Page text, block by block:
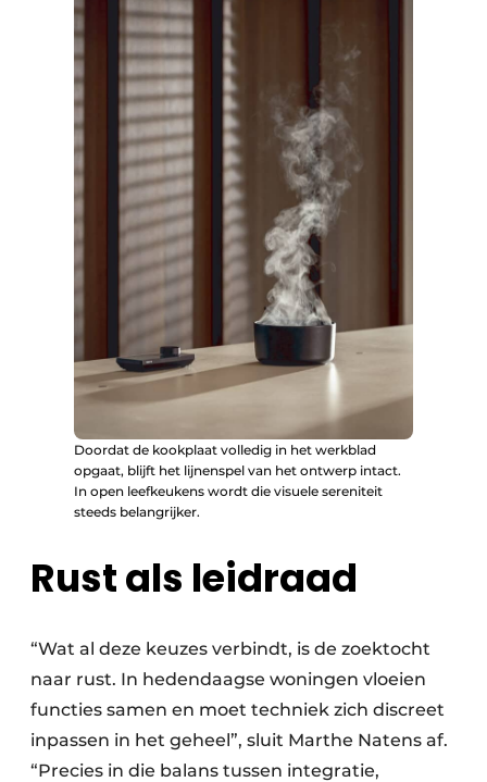
Doordat de kookplaat volledig in het werkblad
opgaat, blijft het lijnenspel van het ontwerp intact.
In open leefkeukens wordt die visuele sereniteit
steeds belangrijker.
Rust als leidraad
“Wat al deze keuzes verbindt, is de zoektocht
naar rust. In hedendaagse woningen vloeien
functies samen en moet techniek zich discreet
inpassen in het geheel”, sluit Marthe Natens af.
“Precies in die balans tussen integratie,